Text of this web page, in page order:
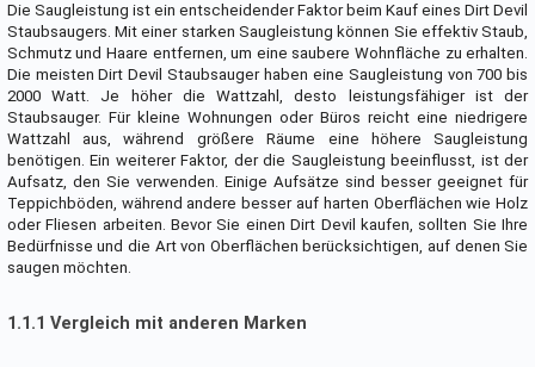
Die Saugleistung ist ein entscheidender Faktor beim Kauf eines Dirt Devil
Staubsaugers. Mit einer starken Saugleistung können Sie effektiv Staub,
Schmutz und Haare entfernen, um eine saubere Wohnfläche zu erhalten.
Die meisten Dirt Devil Staubsauger haben eine Saugleistung von 700 bis
2000 Watt. Je höher die Wattzahl, desto leistungsfähiger ist der
Staubsauger. Für kleine Wohnungen oder Büros reicht eine niedrigere
Wattzahl aus, während größere Räume eine höhere Saugleistung
benötigen. Ein weiterer Faktor, der die Saugleistung beeinflusst, ist der
Aufsatz, den Sie verwenden. Einige Aufsätze sind besser geeignet für
Teppichböden, während andere besser auf harten Oberflächen wie Holz
oder Fliesen arbeiten. Bevor Sie einen Dirt Devil kaufen, sollten Sie Ihre
Bedürfnisse und die Art von Oberflächen berücksichtigen, auf denen Sie
saugen möchten.
1.1.1 Vergleich mit anderen Marken